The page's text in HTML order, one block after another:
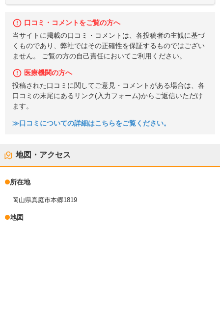
口コミ・コメントをご覧の方へ
当サイトに掲載の口コミ・コメントは、各投稿者の主観に基づ
くものであり、弊社ではその正確性を保証するものではござい
ません。 ご覧の方の自己責任においてご利用ください。
医療機関の方へ
投稿された口コミに関してご意見・コメントがある場合は、各
口コミの末尾にあるリンク(入力フォーム)からご返信いただけ
ます。
≫口コミについての詳細はこちらをご覧ください。
地図・アクセス
所在地
岡山県真庭市本郷1819
地図